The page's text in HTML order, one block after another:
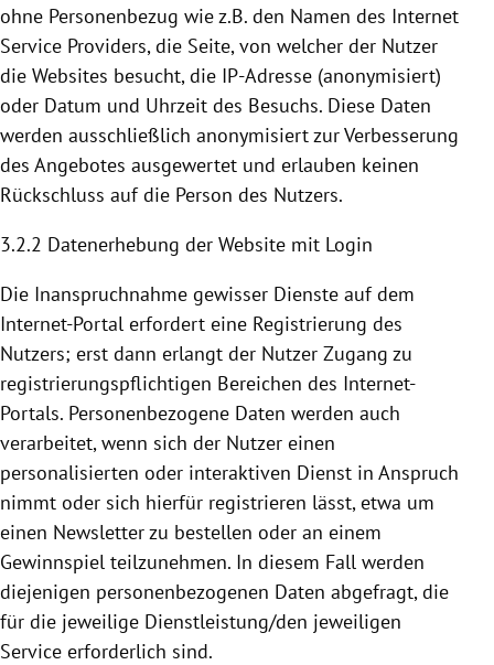
ohne Personenbezug wie z.B. den Namen des Internet
Service Providers, die Seite, von welcher der Nutzer
die Websites besucht, die IP-Adresse (anonymisiert)
oder Datum und Uhrzeit des Besuchs. Diese Daten
werden ausschließlich anonymisiert zur Verbesserung
des Angebotes ausgewertet und erlauben keinen
Rückschluss auf die Person des Nutzers.
3.2.2 Datenerhebung der Website mit Login
Die Inanspruchnahme gewisser Dienste auf dem
Internet-Portal erfordert eine Registrierung des
Nutzers; erst dann erlangt der Nutzer Zugang zu
registrierungspflichtigen Bereichen des Internet-
Portals. Personenbezogene Daten werden auch
verarbeitet, wenn sich der Nutzer einen
personalisierten oder interaktiven Dienst in Anspruch
nimmt oder sich hierfür registrieren lässt, etwa um
einen Newsletter zu bestellen oder an einem
Gewinnspiel teilzunehmen. In diesem Fall werden
diejenigen personenbezogenen Daten abgefragt, die
für die jeweilige Dienstleistung/den jeweiligen
Service erforderlich sind.